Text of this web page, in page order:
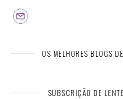
OS MELHORES BLOGS
SUBSCRIÇÃO DE